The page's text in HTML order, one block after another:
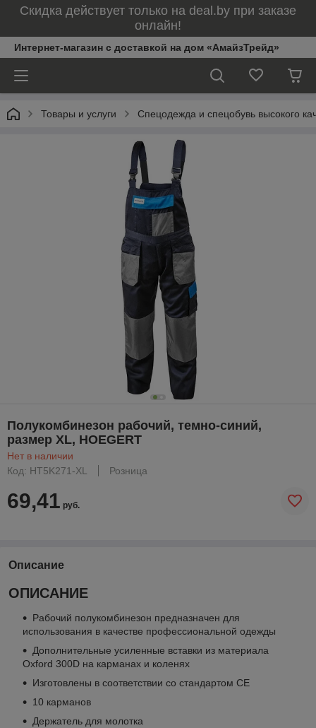
Скидка действует только на deal.by при заказе
онлайн!
Интернет-магазин с доставкой на дом «АмайзТрейд»
Товары и услуги Спецодежда и спецобувь высокого
Полукомбинезон рабочий, темно-синий,
размер XL, HOEGERT
Нет в наличии
Код: HT5K271-XL
Розница
69,41 руб.
Описание
ОПИСАНИЕ
Рабочий полукомбинезон предназначен для
использования в качестве профессиональной одежды
Дополнительные усиленные вставки из материала
Oxford 300D на карманах и коленях
Изготовлены в соответствии со стандартом CE
10 карманов
Держатель для молотка